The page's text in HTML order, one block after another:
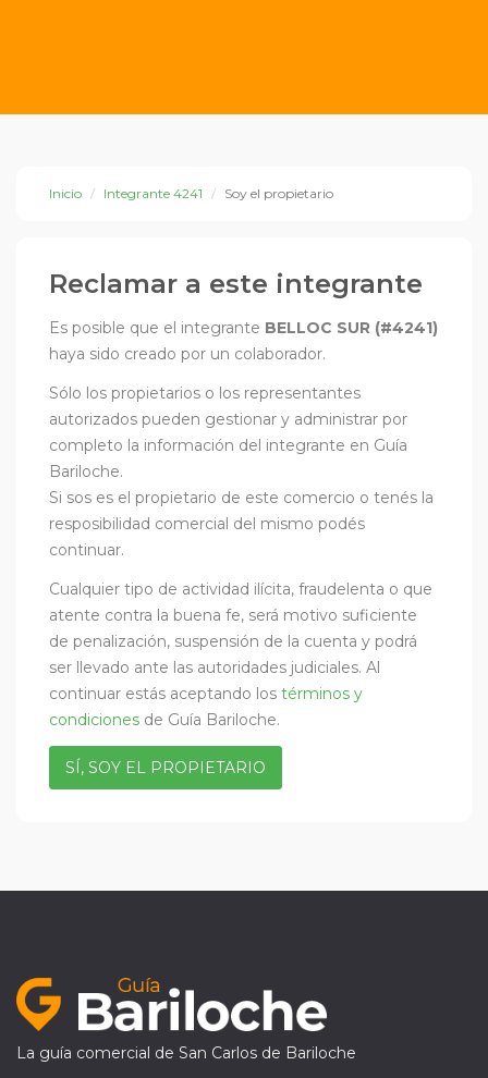
Inicio Integrante 4241 Soy el propietario
Reclamar a este integrante
Es posible que el integrante BELLOC SUR (#4241)
haya sido creado por un colaborador.
Sólo los propietarios o los representantes
autorizados pueden gestionar y administrar por
completo la información del integrante en Guía
Bariloche.
Si sos es el propietario de este comercio o tenés la
resposibilidad comercial del mismo podés
continuar.
Cualquier tipo de actividad ilícita, fraudelenta o que
atente contra la buena fe, será motivo suficiente
de penalización, suspensión de la cuenta y podrá
ser llevado ante las autoridades judiciales. Al
continuar estás aceptando los términos y
condiciones de Guía Bariloche.
SÍ, SOY EL PROPIETARIO
La guía comercial de San Carlos de Bariloche